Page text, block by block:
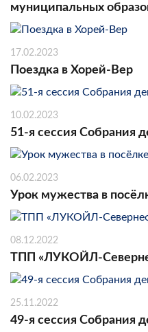
муниципальных
17.02.2023
Поездка в Хорей-Вер
10.02.2023
51-я сессия Собрания
06.02.2023
Урок мужества в
08.12.2022
ТПП «ЛУКОЙЛ-
25.11.2022
49-я сессия Собрания